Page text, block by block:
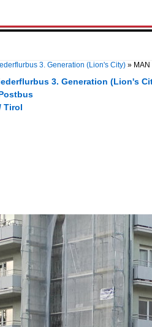
3. Generation (Lion's City) »
3. Generation (Lion's
Tirol